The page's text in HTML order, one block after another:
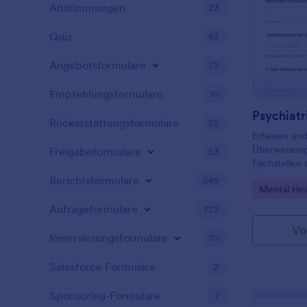
Erfassen
Fachstellen
für Praxen,
Go to
Mental
Abstimmungen 23
Quiz 63
Angebotsformulare 72
Empfehlungsformulare 10
Rückerstattungsformulare 25
Freigabeformulare 53
Berichtsformulare 549
Anfrageformulare 722
Reservierungsformulare 70
Salesforce Formulare 2
Sponsoring-Formulare 7